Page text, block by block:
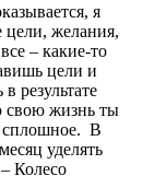
я
желания,
– какие-то
цели и
результате
жизнь ты
В
уделять
Колесо